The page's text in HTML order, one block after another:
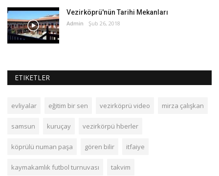
Vezirköprü'nün Tarihi Mekanları
Admin Şub 26, 2018
ETIKETLER
evliyalar eğitim bir sen vezirköprü video mirza çalışkan
samsun kuruçay vezirkörpü hberler
köprülü numan paşa gören bilir itfaiye
kaymakamlık futbol turnuvası takvim